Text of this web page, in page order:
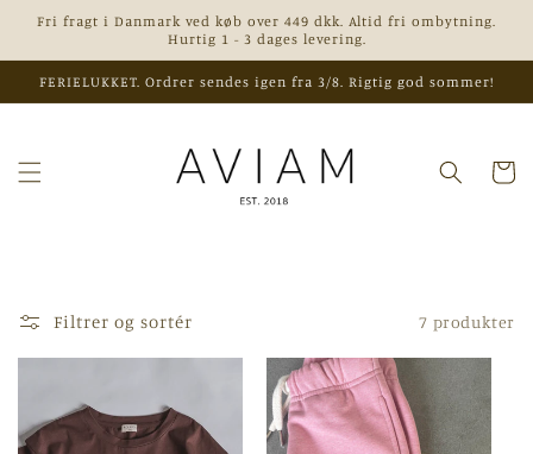
Gå til
Fri fragt i Danmark ved køb over 449 dkk. Altid fri ombytning.
Hurtig 1 - 3 dages levering.
FERIELUKKET. Ordrer sendes igen fra 3/8. Rigtig god sommer!
Filtrer og sortér 7 produkter